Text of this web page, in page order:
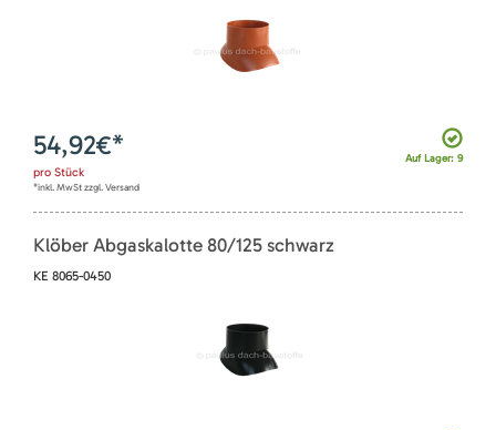
Auf Lager: 9
54,92€*
pro Stück
*inkl. MwSt zzgl. Versand
Klöber Abgaskalotte 80/125 schwarz
KE 8065-0450